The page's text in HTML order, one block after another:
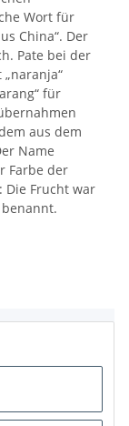
Wort für
China“. Der
Pate bei der
für
aus dem
Name
Farbe der
Die Frucht war